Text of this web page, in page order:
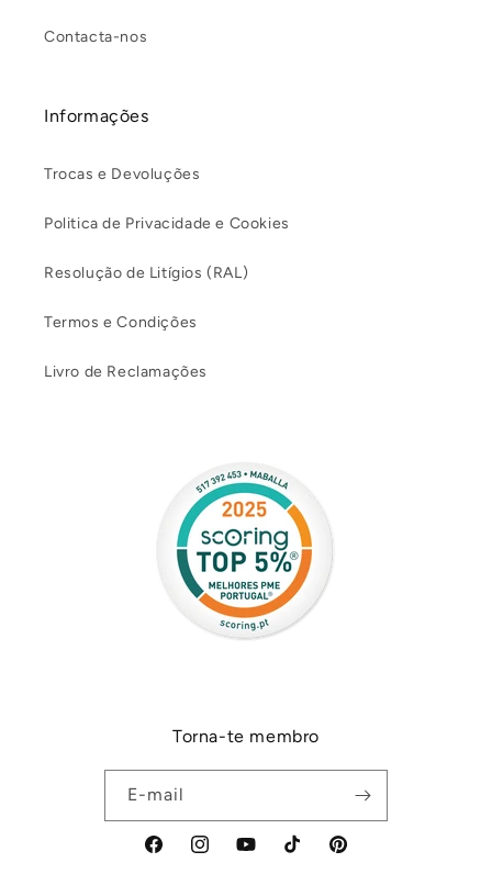
Contacta-nos
Informações
Trocas e Devoluções
Politica de Privacidade e Cookies
Resolução de Litígios (RAL)
Termos e Condições
Livro de Reclamações
Torna-te membro
E-mail
FacebookInstagramYouTubeTikTok Pinterest